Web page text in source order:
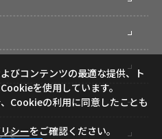
て
びコンテンツの最適な提供、ト
を使用しています。
Cookieの利用に同意したことも
シーをご確認ください。